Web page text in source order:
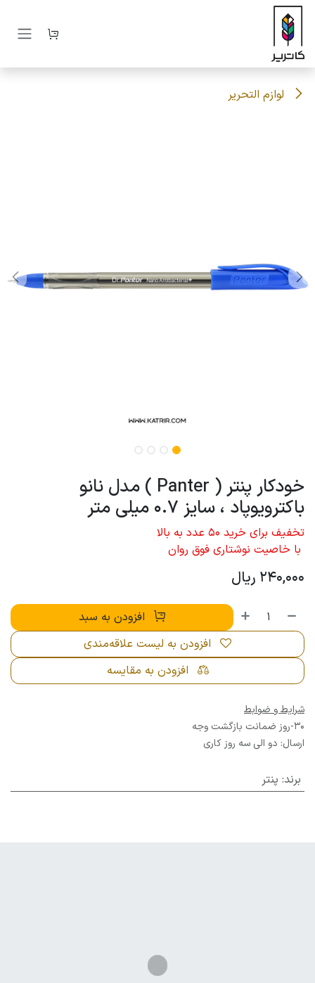
صرف نظر و مشاهده محتوا
لوازم التحریر
خودکار پنتر ( Panter ) مدل نانو
باکترویوپاد ، سایز 0.7 میلی متر
تخفیف برای خرید 50 عدد به بالا
با خاصیت نوشتاری فوق روان
240,000 ریال
افزودن به سبد
افزودن به مقایسه
افزودن به لیست علاقه‌مندی
شرایط و ضوابط
30-روز ضمانت بازگشت وجه
ارسال: دو الی سه روز کاری
برند: پنتر